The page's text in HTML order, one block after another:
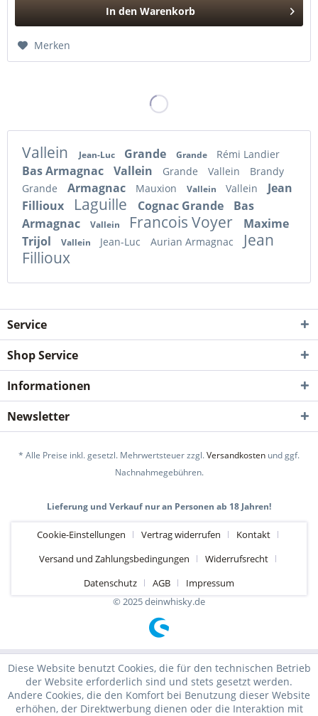
In den Warenkorb
Merken
Vallein Jean-Luc Grande Grande Rémi Landier
Bas Armagnac Vallein Grande Vallein
Brandy
Grande
Armagnac Mauxion Vallein Vallein
Jean
Fillioux
Laguille Cognac Grande
Bas
Armagnac
Vallein Francois Voyer
Maxime
Trijol
Vallein Jean-Luc Aurian Armagnac
Jean
Fillioux
Service
Shop Service
Informationen
Newsletter
* Alle Preise inkl. gesetzl. Mehrwertsteuer zzgl.Versandkosten und ggf.
Nachnahmegebühren.
Lieferung und Verkauf nur an Personen ab 18 Jahren!
Cookie-Einstellungen Vertrag widerrufen
Kontakt
Versand und Zahlungsbedingungen
Widerrufsrecht
Datenschutz
AGB
Impressum
© 2025 deinwhisky.de
Diese Website benutzt Cookies, die für den technischen Betrieb
der Website erforderlich sind und stets gesetzt werden.
Andere Cookies, die den Komfort bei Benutzung dieser Website
erhöhen, der Direktwerbung dienen oder die Interaktion mit